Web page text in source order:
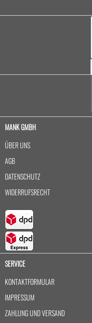
MANK GMBH
ÜBER UNS
AGB
DATENSCHUTZ
WIDERRUFSRECHT
SERVICE
KONTAKTFORMULAR
IMPRESSUM
ZAHLUNG UND VERSAND